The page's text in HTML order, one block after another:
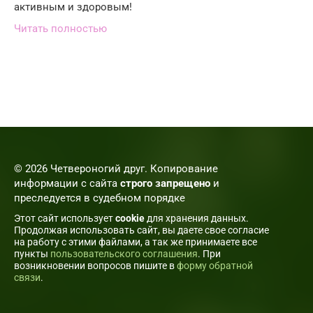
активным и здоровым!
Читать полностью
© 2026 Четвероногий друг. Копирование
информации с сайта строго запрещено и
преследуется в судебном порядке
Этот сайт используетcookie для хранения данных.
Продолжая использовать сайт, вы даете свое согласие
на работу с этими файлами, а так же принимаете все
пункты пользовательского соглашения. При
возникновении вопросов пишите вформу обратной
связи.